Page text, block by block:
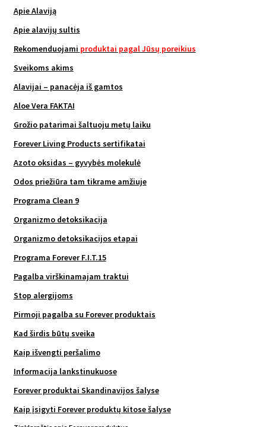
Apie Alaviją
Apie alavijų sultis
Rekomenduojami produktai pagal Jūsų poreikius
Sveikoms akims
Alavijai – panacėja iš gamtos
Aloe Vera FAKTAI
Grožio patarimai šaltuoju metų laiku
Forever Living Products sertifikatai
Azoto oksidas – gyvybės molekulė
Odos priežiūra tam tikrame amžiuje
Programa Clean 9
Organizmo detoksikacija
Organizmo detoksikacijos etapai
Programa Forever F.I.T.15
Pagalba virškinamajam traktui
Stop alergijoms
Pirmoji pagalba su Forever produktais
Kad širdis būtų sveika
Kaip išvengti peršalimo
Informacija lankstinukuose
Forever produktai Skandinavijos šalyse
Kaip įsigyti Forever produktų kitose šalyse